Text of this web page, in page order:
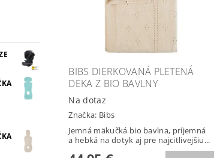
BIBS DIERKOVANÁ PLETENÁ
DEKA Z BIO BAVLNY
Na dotaz
Značka: Bibs
Jemná mäkučká bio bavlna, príjemná
a hebká na dotyk aj pre najcitlivejšiu...